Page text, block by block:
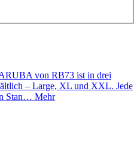
von RB73 ist in drei
– Large, XL und XXL. Jede
Stan… Mehr